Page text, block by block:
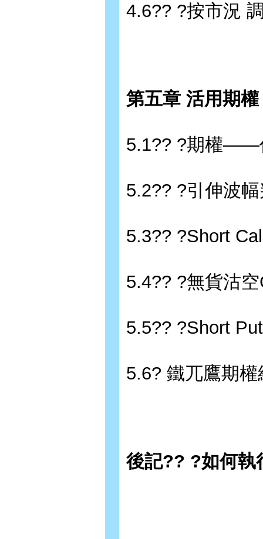
4.6?? ?按市況
第五章 活用期
5.1?? ?期權——
5.2?? ?引伸波
5.3?? ?Short
5.4?? ?無貨沽
5.5?? ?Short
5.6? 鐵兀鷹期
後記?? ?如何執